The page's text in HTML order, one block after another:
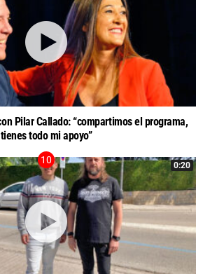
Pilar Callado: “compartimos el programa,
tienes todo mi apoyo”
0:20